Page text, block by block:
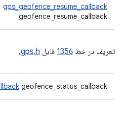
gps_geofence_resume_callback
geofence_resume_callback
تعریف در خط 1356 فایل gps.h.
geofence_status_callback